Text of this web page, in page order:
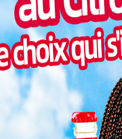
revient avec des
Le directeur
cette période de
tactique ».
présence
dirigeants,